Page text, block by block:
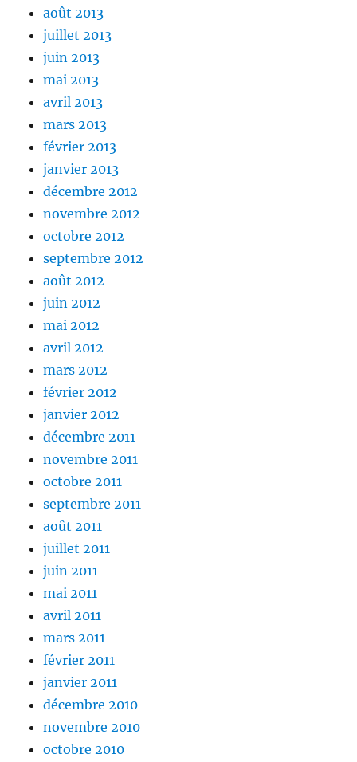
août 2013
juillet 2013
juin 2013
mai 2013
avril 2013
mars 2013
février 2013
janvier 2013
décembre 2012
novembre 2012
octobre 2012
septembre 2012
août 2012
juin 2012
mai 2012
avril 2012
mars 2012
février 2012
janvier 2012
décembre 2011
novembre 2011
octobre 2011
septembre 2011
août 2011
juillet 2011
juin 2011
mai 2011
avril 2011
mars 2011
février 2011
janvier 2011
décembre 2010
novembre 2010
octobre 2010